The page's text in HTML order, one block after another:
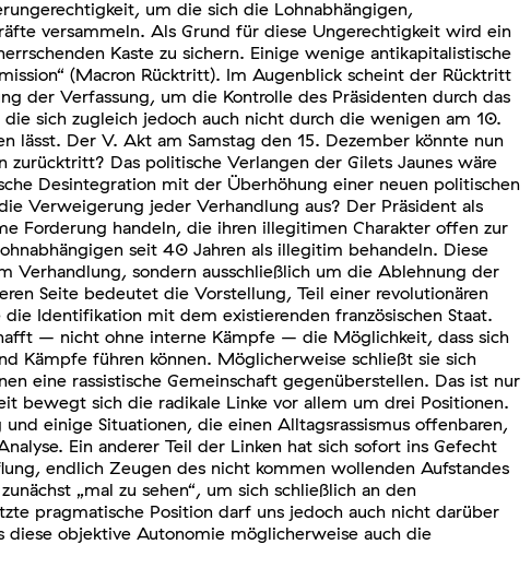
um die sich die Lohnabhängigen,
versammeln. Als Grund für diese Ungerechtigkeit wird ein
Kaste zu sichern. Einige wenige antikapitalistische
(Macron Rücktritt). Im Augenblick scheint der Rücktritt
der Verfassung, um die Kontrolle des Präsidenten durch das
sich zugleich jedoch auch nicht durch die wenigen am 10.
lässt. Der V. Akt am Samstag den 15. Dezember könnte nun
Das politische Verlangen der Gilets Jaunes wäre
Desintegration mit der Überhöhung einer neuen politischen
Verweigerung jeder Verhandlung aus? Der Präsident als
Forderung handeln, die ihren illegitimen Charakter offen zur
seit 40 Jahren als illegitim behandeln. Diese
sondern ausschließlich um die Ablehnung der
Seite bedeutet die Vorstellung, Teil einer revolutionären
Identifikation mit dem existierenden französischen Staat.
– nicht ohne interne Kämpfe – die Möglichkeit, dass sich
Kämpfe führen können. Möglicherweise schließt sie sich
eine rassistische Gemeinschaft gegenüberstellen. Das ist nur
bewegt sich die radikale Linke vor allem um drei Positionen.
einige Situationen, die einen Alltagsrassismus offenbaren,
Ein anderer Teil der Linken hat sich sofort ins Gefecht
endlich Zeugen des nicht kommen wollenden Aufstandes
„mal zu sehen“, um sich schließlich an den
pragmatische Position darf uns jedoch auch nicht darüber
diese objektive Autonomie möglicherweise auch die